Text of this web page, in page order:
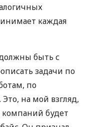
каждая
быть с
задачи по
по
на мой взгляд,
будет